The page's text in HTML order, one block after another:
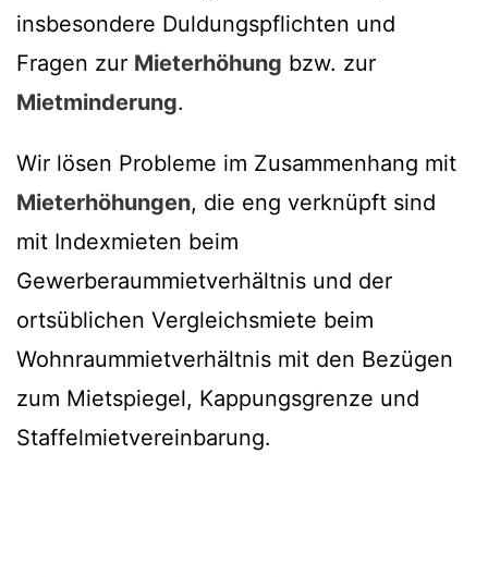
insbesondere Duldungspflichten und
Fragen zur Mieterhöhung bzw. zur
Mietminderung.
Wir lösen Probleme im Zusammenhang mit
Mieterhöhungen, die eng verknüpft sind
mit Indexmieten beim
Gewerberaummietverhältnis und der
ortsüblichen Vergleichsmiete beim
Wohnraummietverhältnis mit den Bezügen
zum Mietspiegel, Kappungsgrenze und
Staffelmietvereinbarung.